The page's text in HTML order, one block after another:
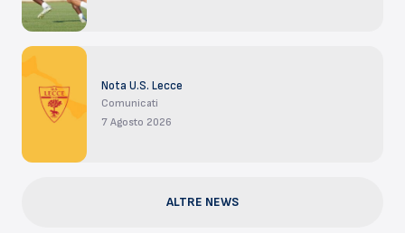
Nota U.S. Lecce
Comunicati
7 Agosto 2026
ALTRE NEWS